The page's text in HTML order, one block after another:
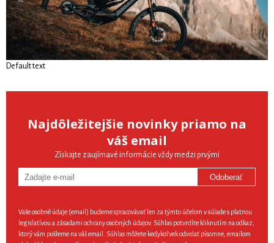
Default text
Najdôležitejšie novinky priamo na
váš email
Získajte zaujímavé informácie vždy medzi prvými
Odoberať
Vaše osobné údaje (email) budeme spracovávať len za týmto účelom v súlade s platnou
legislatívou a zásadami ochrany osobných údajov. Súhlas potvrdíte kliknutím na odkaz,
ktorý vám pošleme na váš email. Súhlas môžete kedykoľvek odvolať písomne, emailom